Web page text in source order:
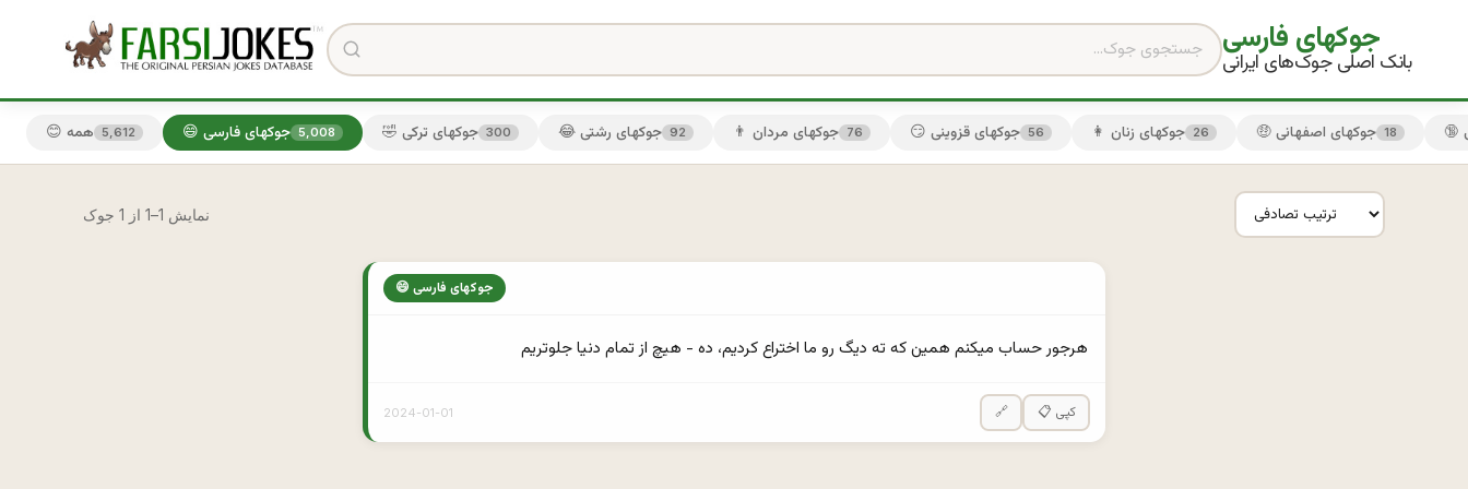
جوکهای فارسی
بانک اصلی جوک‌های ایرانی
😊 همه 5,612 😄 جوکهای فارسی 5,008 🤣 جوکهای ترکی 300 😂 جوکهای رشتی 92 👨 جوکهای مردان 76 😏 جوکهای قزوینی 56 👩 جوکهای زنان 26 🤑 جوکهای اصفهانی 18
نمایش 1–1 از 1 جوک
😄 جوکهای فارسی
‏هرجور حساب ميكنم همين كه ته ديگ رو ما اختراع كرديم، ده - هيچ از تمام دنيا جلوتريم
2024-01-01 🔗 📋 کپی